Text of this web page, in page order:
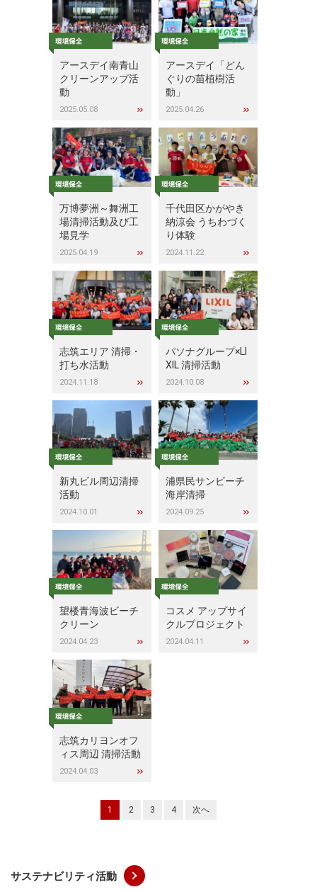
アースデイ南青山
クリーンアップ活
動
2025.05.08
アースデイ「どん
ぐりの苗植樹活
動」
2025.04.26
万博夢洲～舞洲工
場清掃活動及び工
場見学
2025.04.19
千代田区かがやき
納涼会 うちわづく
り体験
2024.11.22
志筑エリア 清掃・
打ち水活動
2024.11.18
パソナグループ×LI
XIL 清掃活動
2024.10.08
新丸ビル周辺清掃
活動
2024.10.01
浦県民サンビーチ
海岸清掃
2024.09.25
望楼青海波ビーチ
クリーン
2024.04.23
コスメ アップサイ
クルプロジェクト
2024.04.11
志筑カリヨンオフ
ィス周辺 清掃活動
2024.04.03
1 2 3 4 次へ
サステナビリティ活動